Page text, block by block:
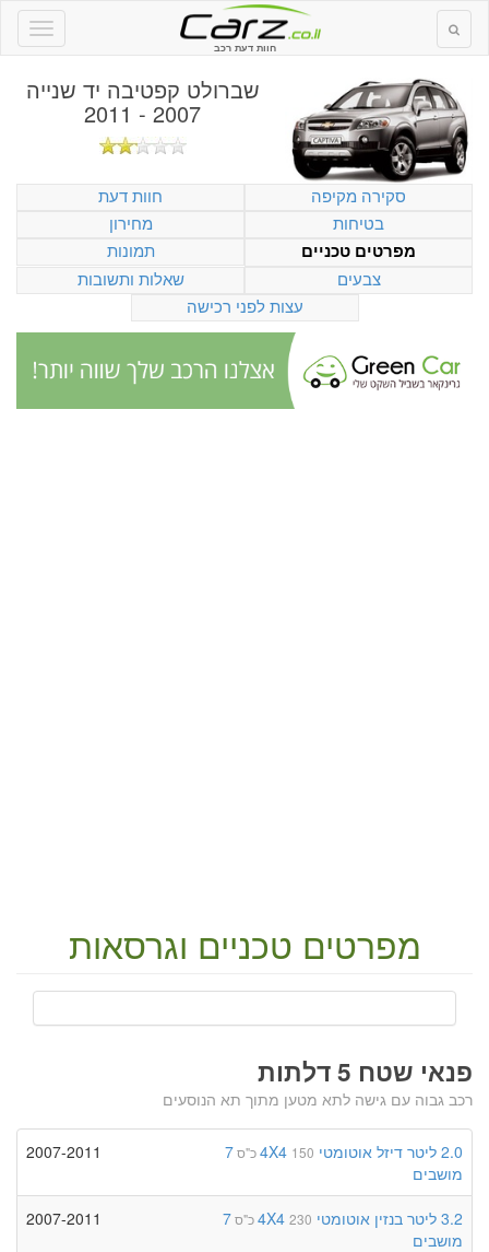
חוות דעת רכב
שברולט קפטיבה יד שנייה
2007 - 2011
סקירה מקיפה
חוות דעת
בטיחות
מחירון
מפרטים טכניים
תמונות
צבעים
שאלות ותשובות
עצות לפני רכישה
מפרטים טכניים וגרסאות
פנאי שטח 5 דלתות
רכב גבוה עם גישה לתא מטען מתוך תא הנוסעים
2.0 ליטר דיזל אוטומטי 4X4 150 כ"ס
7
מושבים
2007-2011
3.2 ליטר בנזין אוטומטי 4X4 230 כ"ס
7
מושבים
2007-2011